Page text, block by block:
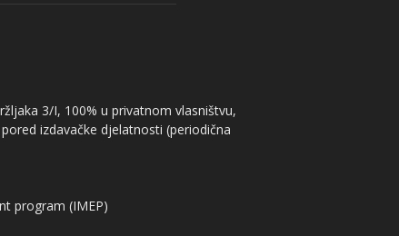
3/I, 100% u privatnom vlasništvu,
izdavačke djelatnosti (periodična
program (IMEP)